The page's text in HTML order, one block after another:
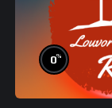
0%